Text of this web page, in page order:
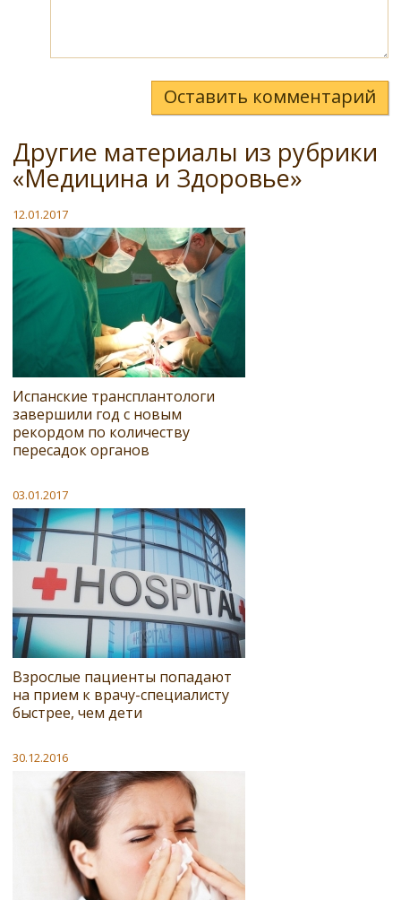
Оставить комментарий
Другие материалы из рубрики
«Медицина и Здоровье»
12.01.2017
Испанские трансплантологи
завершили год с новым
рекордом по количеству
пересадок органов
03.01.2017
Взрослые пациенты попадают
на прием к врачу-специалисту
быстрее, чем дети
30.12.2016